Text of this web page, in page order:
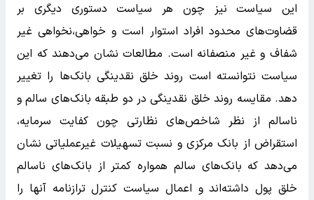
این سیاست نیز چون هر سیاست دستوری دیگری بر
قضاوت‌های محدود افراد استوار است و خواهی،نخواهی غیر
شفاف و غیر منصفانه است. مطالعات نشان می‌دهند که این
سیاست نتوانسته است روند خلق نقدینگی بانک‌ها را تغییر
دهد. مقایسه روند خلق نقدینگی در دو طبقه بانک‌های سالم و
ناسالم از نظر شاخص‌های نظارتی چون کفایت سرمایه،
استقراض از بانک مرکزی و نسبت تسهیلات غیرعملیاتی نشان
می‌دهد که بانک‌های سالم همواره کمتر از بانک‌های ناسالم
خلق پول داشته‌اند و اعمال سیاست کنترل ترازنامه آنها را